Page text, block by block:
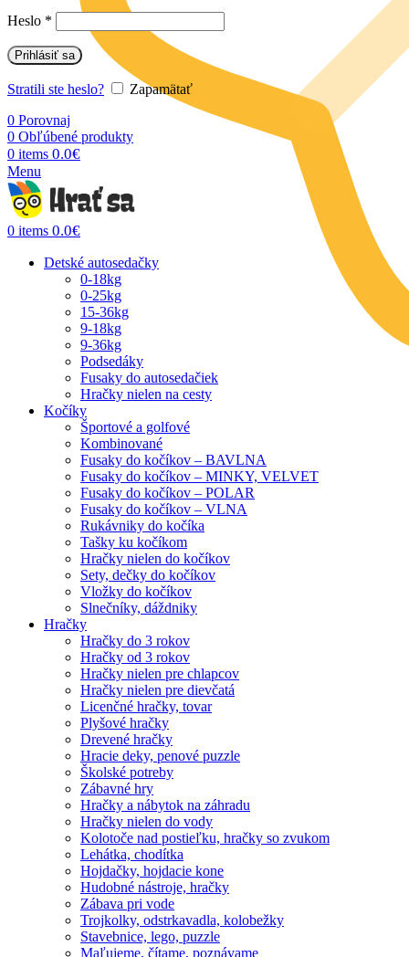
Heslo *
Prihlásiť sa
Stratili ste heslo?
Zapamätať
0 Porovnaj
0 Obľúbené produkty
0 items 0.0€
Menu
0 items 0.0€
Detské autosedačky
0-18kg
0-25kg
15-36kg
9-18kg
9-36kg
Podsedáky
Fusaky do autosedačiek
Hračky nielen na cesty
Kočíky
Športové a golfové
Kombinované
Fusaky do kočíkov – BAVLNA
Fusaky do kočíkov – MINKY, VELVET
Fusaky do kočíkov – POLAR
Fusaky do kočíkov – VLNA
Rukávniky do kočíka
Tašky ku kočíkom
Hračky nielen do kočíkov
Sety, dečky do kočíkov
Vložky do kočíkov
Slnečníky, dáždniky
Hračky
Hračky do 3 rokov
Hračky od 3 rokov
Hračky nielen pre chlapcov
Hračky nielen pre dievčatá
Licenčné hračky, tovar
Plyšové hračky
Drevené hračky
Hracie deky, penové puzzle
Školské potreby
Zábavné hry
Hračky a nábytok na záhradu
Hračky nielen do vody
Kolotoče nad postieľku, hračky so zvukom
Lehátka, chodítka
Hojdačky, hojdacie kone
Hudobné nástroje, hračky
Zábava pri vode
Trojkolky, odstrkavadla, kolobežky
Stavebnice, lego, puzzle
Maľujeme, čítame, poznávame